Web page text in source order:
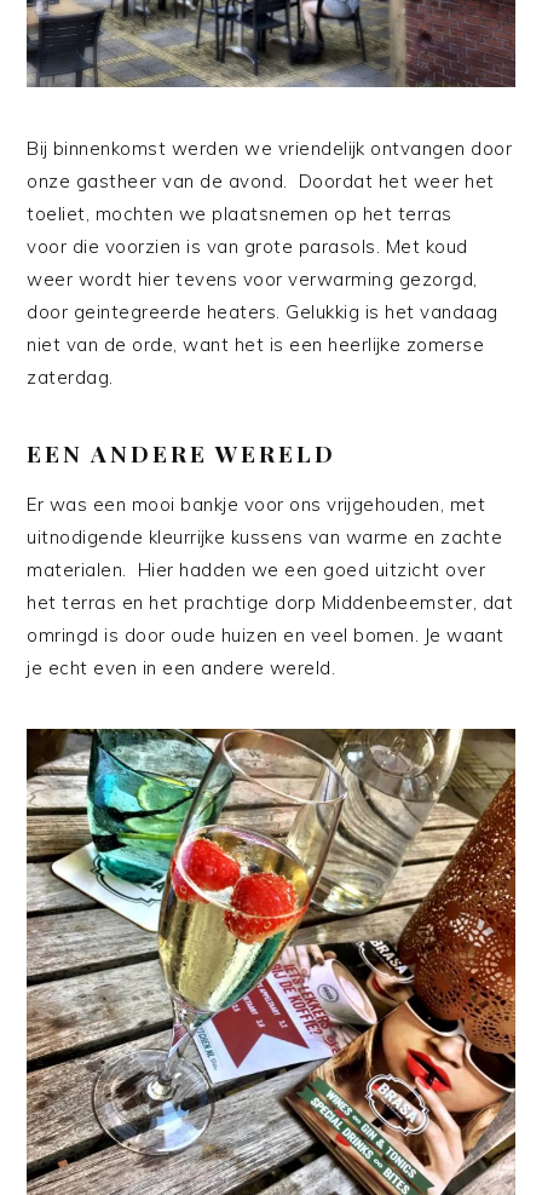
Bij binnenkomst werden we vriendelijk ontvangen door
onze gastheer van de avond. Doordat het weer het
toeliet, mochten we plaatsnemen op het terras
voor die voorzien is van grote parasols. Met koud
weer wordt hier tevens voor verwarming gezorgd,
door geintegreerde heaters. Gelukkig is het vandaag
niet van de orde, want het is een heerlijke zomerse
zaterdag.
EEN ANDERE WERELD
Er was een mooi bankje voor ons vrijgehouden, met
uitnodigende kleurrijke kussens van warme en zachte
materialen. Hier hadden we een goed uitzicht over
het terras en het prachtige dorp Middenbeemster, dat
omringd is door oude huizen en veel bomen. Je waant
je echt even in een andere wereld.